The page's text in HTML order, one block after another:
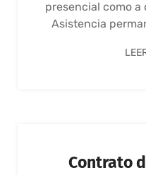
presencial como
Asistencia
Contrato